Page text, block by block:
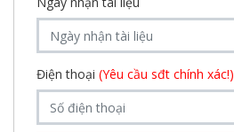
Điện thoại (Yêu cầu sđt chính xác!)